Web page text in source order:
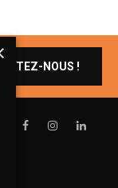
NOUS !